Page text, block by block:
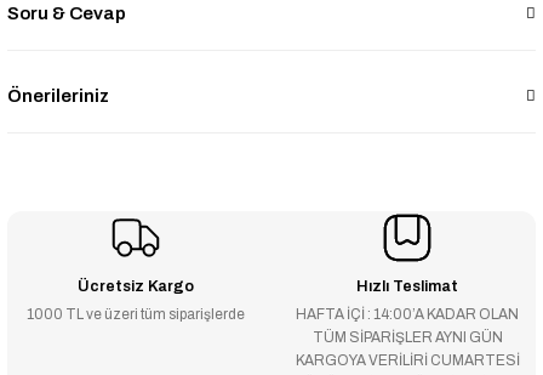
Soru & Cevap
Önerileriniz
Ücretsiz Kargo
1000 TL ve üzeri tüm siparişlerde
Hızlı Teslimat
HAFTA İÇİ : 14:00’A KADAR OLAN
TÜM SİPARİŞLER AYNI GÜN
KARGOYA VERİLİRİ CUMARTESİ